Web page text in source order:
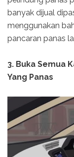
banyak dijual
menggunakan
pancaran panas
3. Buka Semua
Yang Panas